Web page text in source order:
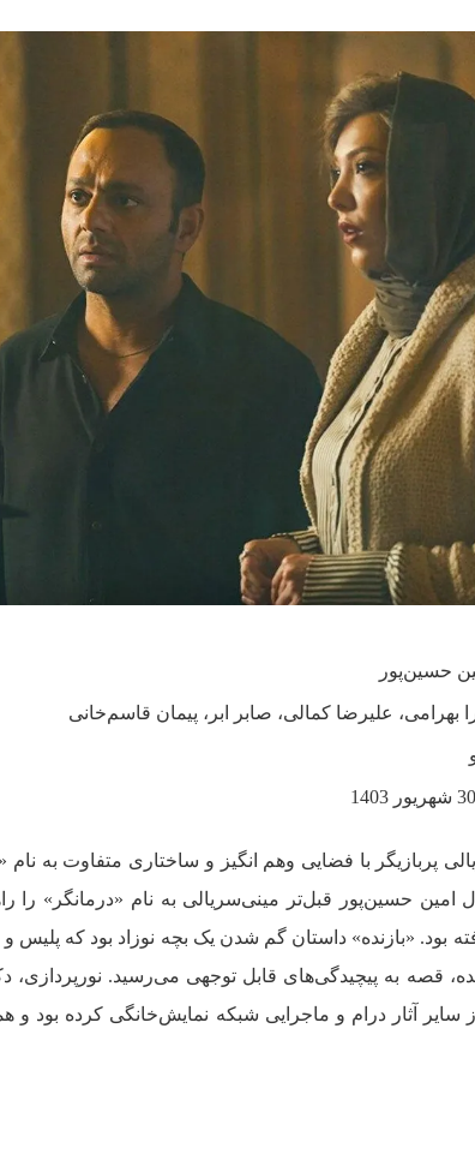
حسین‌پور
بهرامی، علیرضا کمالی، صابر ابر، پیمان قاسم‌خانی
1403، سریالی پربازیگر با فضایی وهم انگیز و ساختاری متفاوت
امین حسین‌پور قبل‌تر مینی‌سریالی به نام «درمانگر»
بود. «بازنده» داستان گم شدن یک بچه نوزاد بود که پلیس
قصه به پیچیدگی‌های قابل توجهی می‌رسید.
سایر آثار درام و ماجرایی شبکه نمایش‌خانگی کرده